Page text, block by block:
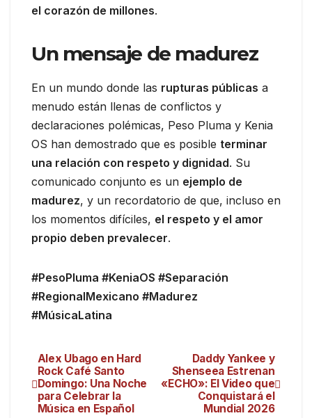
el corazón de millones.
Un mensaje de madurez
En un mundo donde las rupturas públicas a
menudo están llenas de conflictos y
declaraciones polémicas, Peso Pluma y Kenia
OS han demostrado que es posible terminar
una relación con respeto y dignidad. Su
comunicado conjunto es un ejemplo de
madurez, y un recordatorio de que, incluso en
los momentos difíciles, el respeto y el amor
propio deben prevalecer.
#PesoPluma #KeniaOS #Separación
#RegionalMexicano #Madurez
#MúsicaLatina
Daddy Yankee y
Shenseea Estrenan
«ECHO»: El Video que
Conquistará el
Mundial 2026
Alex Ubago en Hard
Rock Café Santo
Domingo: Una Noche
para Celebrar la
Música en Español